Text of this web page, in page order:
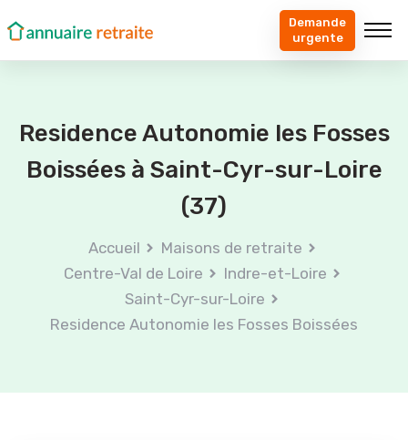
Demande
urgente
Residence Autonomie les Fosses
Boissées à Saint-Cyr-sur-Loire
(37)
Accueil
Maisons de retraite
Centre-Val de Loire
Indre-et-Loire
Saint-Cyr-sur-Loire
Residence Autonomie les Fosses Boissées